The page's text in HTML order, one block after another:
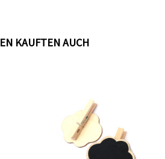
KAUFTEN AUCH